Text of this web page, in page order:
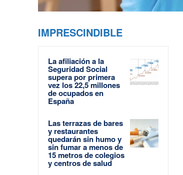
IMPRESCINDIBLE
La afiliación a la
Seguridad Social
supera por primera
vez los 22,5 millones
de ocupados en
España
Las terrazas de bares
y restaurantes
quedarán sin humo y
sin fumar a menos de
15 metros de colegios
y centros de salud